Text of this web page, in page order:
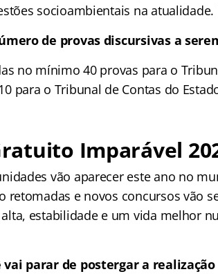
socioambientais na
de provas discursivas a
no mínimo 40 provas para o
para o Tribunal de Contas do
Imparável
vão aparecer este ano no
retomadas e novos concursos vão
estabilidade e um vida melhor
vai parar de postergar a